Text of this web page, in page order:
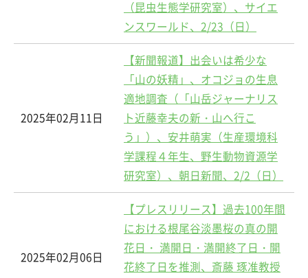
（昆虫生態学研究室）、サイエ
ンスワールド、2/23（日）
2025年02月11日
【新聞報道】出会いは希少な
「山の妖精」、オコジョの生息
適地調査（「山岳ジャーナリス
ト近藤幸夫の新・山へ行こ
う」）、安井萌実（生産環境科
学課程４年生、野生動物資源学
研究室）、朝日新聞、2/2（日）
2025年02月06日
【プレスリリース】過去100年間
における根尾谷淡墨桜の真の開
花日・ 満開日・満開終了日・開
花終了日を推測、斎藤 琢准教授